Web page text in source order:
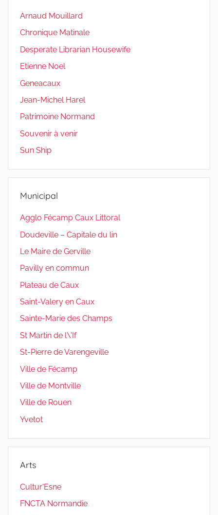
Arnaud Mouillard
Chronique Matinale
Desperate Librarian Housewife
Etienne Noel
Geneacaux
Jean-Michel Harel
Patrimoine Normand
Souvenir à venir
Sun Ship
Municipal
Agglo Fécamp Caux Littoral
Doudeville – Capitale du lin
Le Maire de Gerville
Pavilly en commun
Plateau de Caux
Saint-Valery en Caux
Sainte-Marie des Champs
St Martin de l\’If
St-Pierre de Varengeville
Ville de Fécamp
Ville de Montville
Ville de Rouen
Yvetot
Arts
Cultur'Esne
FNCTA Normandie